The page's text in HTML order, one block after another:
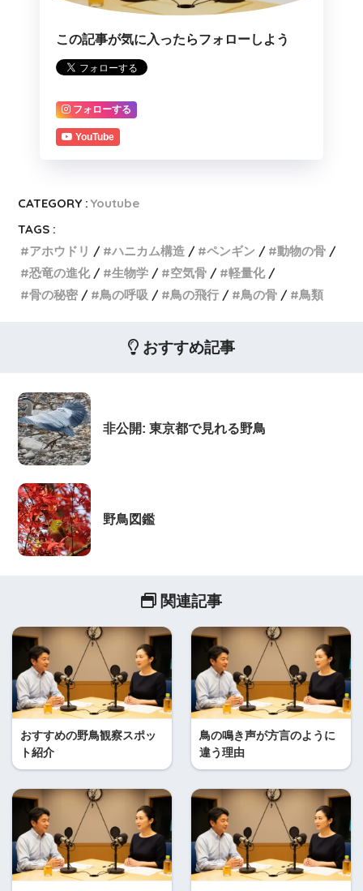
この記事が気に入ったらフォローしよう
フォローする
YouTube
CATEGORY :Youtube
TAGS :
アホウドリ
ハニカム構造 ペンギン
動物の骨
恐竜の進化
生物学 空気骨
軽量化
骨の秘密
鳥の呼吸 鳥の飛行 鳥の骨 鳥類
おすすめ記事
非公開: 東京都で見れる野鳥
野鳥図鑑
関連記事
おすすめの野鳥観察スポッ
ト紹介
鳥の鳴き声が方言のように
違う理由